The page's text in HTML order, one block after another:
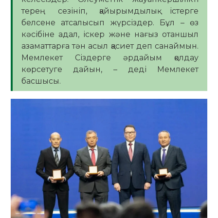
терең сезініп, қайырымдылық істерге
белсене атсалысып жүрсіздер. Бұл – өз
кәсібіне адал, іскер және нағыз отаншыл
азаматтарға тән асыл қасиет деп санаймын.
Мемлекет Сіздерге әрдайым қолдау
көрсетуге дайын, – деді Мемлекет
басшысы.